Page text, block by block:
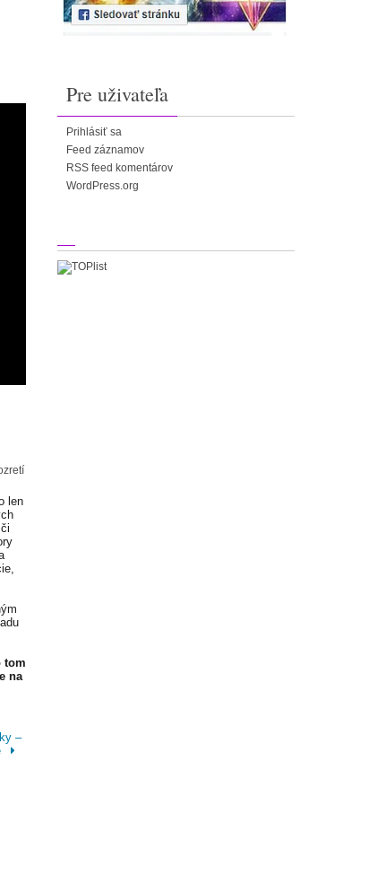
len
tom
na
–
Pre uživateľa
Prihlásiť sa
Feed záznamov
RSS feed komentárov
WordPress.org